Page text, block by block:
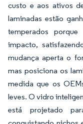
custo e aos ativos
laminadas estão
temperados
impacto,
mudança aperta o
mas posiciona os
medida que os
leves. O vidro
está projetado